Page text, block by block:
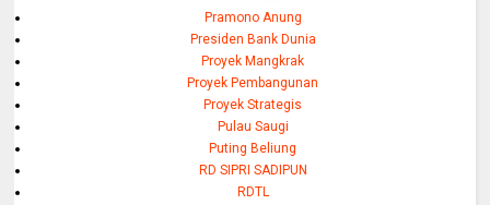
Pramono Anung
Presiden Bank Dunia
Proyek Mangkrak
Proyek Pembangunan
Proyek Strategis
Pulau Saugi
Puting Beliung
RD SIPRI SADIPUN
RDTL